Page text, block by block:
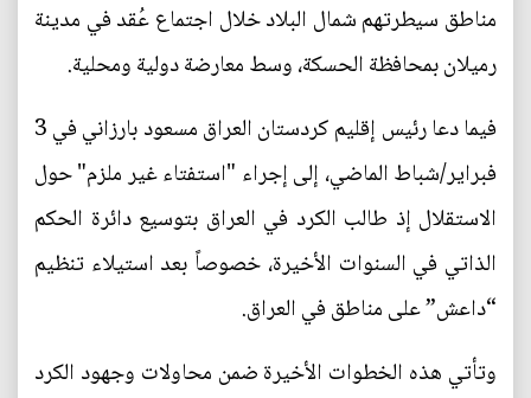
مناطق سيطرتهم شمال البلاد خلال اجتماع عُقد في مدينة
رميلان بمحافظة الحسكة، وسط معارضة دولية ومحلية.
فيما دعا رئيس إقليم كردستان العراق مسعود بارزاني في 3
فبراير/شباط الماضي، إلى إجراء "استفتاء غير ملزم" حول
الاستقلال إذ طالب الكرد في العراق بتوسيع دائرة الحكم
الذاتي في السنوات الأخيرة، خصوصاً بعد استيلاء تنظيم
“داعش” على مناطق في العراق.
وتأتي هذه الخطوات الأخيرة ضمن محاولات وجهود الكرد